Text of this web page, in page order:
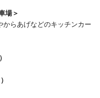
場＞
らあげなどのキッチンカー